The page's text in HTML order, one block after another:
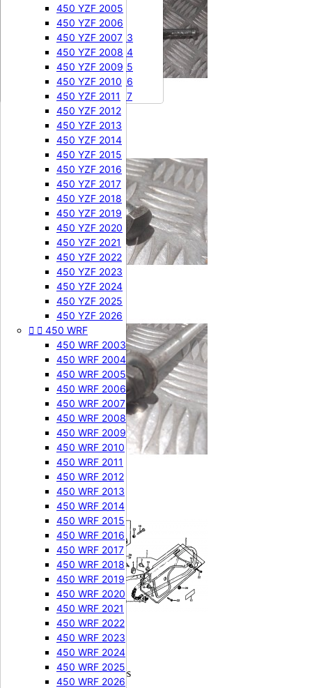
525 SXF 2006
525 EXC-F
525 EXC-F 2003
525 EXC-F 2004
525 EXC-F 2005
525 EXC-F 2006
525 EXC-F 2007
450 YZF 2005
450 YZF 2006
450 YZF 2007
450 YZF 2008
450 YZF 2009
450 YZF 2010
450 YZF 2011
450 YZF 2012
450 YZF 2013
450 YZF 2014
450 YZF 2015
450 YZF 2016
450 YZF 2017
450 YZF 2018
450 YZF 2019
450 YZF 2020
450 YZF 2021
450 YZF 2022
450 YZF 2023
450 YZF 2024
450 YZF 2025
450 YZF 2026
  450 WRF
450 WRF 2003
450 WRF 2004
450 WRF 2005
450 WRF 2006
450 WRF 2007
450 WRF 2008
450 WRF 2009
450 WRF 2010
450 WRF 2011
450 WRF 2012
450 WRF 2013
450 WRF 2014
450 WRF 2015
450 WRF 2016
450 WRF 2017
450 WRF 2018
450 WRF 2019
450 WRF 2020
450 WRF 2021
450 WRF 2022
450 WRF 2023
450 WRF 2024
450 WRF 2025
450 WRF 2026
Recevez nos offres spéciales